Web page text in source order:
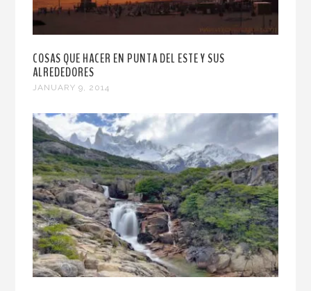
COSAS QUE HACER EN PUNTA DEL ESTE Y SUS
ALREDEDORES
JANUARY 9, 2014